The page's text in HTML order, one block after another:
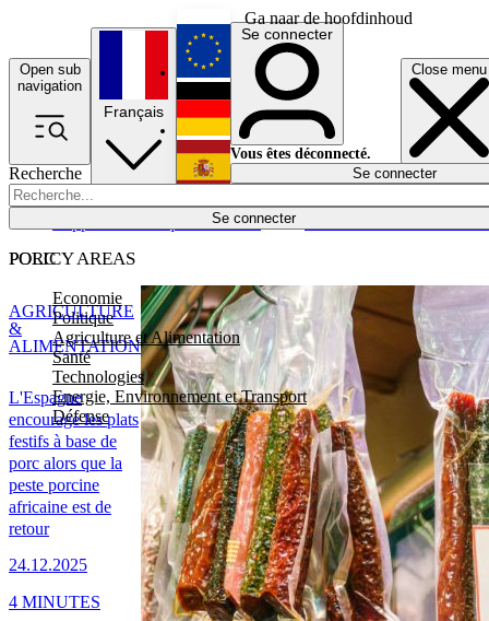
Ga naar de hoofdinhoud
Open sub
navigation
Close menu
Recherche
Se connecter
POLICY AREAS
Economie
Politique
Agriculture et Alimentation
Santé
Technologies
Energie, Environnement et Transport
Défense
Économie
Français
English
Deutsch
Español
Se connecter
Vous êtes déconnecté.
Se connecter
PORC
L'Espagne
encourage les plats
festifs à base de
porc alors que la
peste porcine
africaine est de
retour
24.12.2025
AGRICULTURE
&
ALIMENTATION
4 MINUTES